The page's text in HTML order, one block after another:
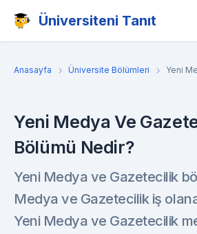
Üniversiteni Tanıt
Anasayfa Üniversite Bölümleri Yeni
Yeni Medya Ve
Bölümü Nedir?
Yeni Medya ve Gazetecilik
Medya ve Gazetecilik iş
Yeni Medya ve Gazetecilik